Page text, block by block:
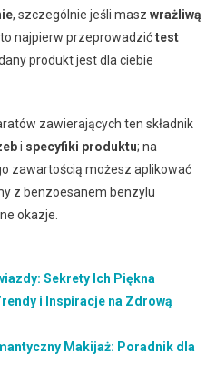
, szczególnie jeśli masz wrażliwą
najpierw przeprowadzićtest
produkt jest dla ciebie
zawierających ten składnik
i specyfiki produktu; na
zawartością możesz aplikować
z benzoesanem benzylu
okazje.
Sekrety Ich Piękna
i Inspiracje na Zdrową
Makijaż: Poradnik dla